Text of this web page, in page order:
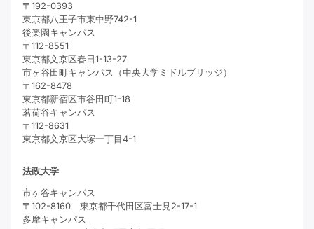
〒192-0393
東京都八王子市東中野742-1
後楽園キャンパス
〒112-8551
東京都文京区春日1-13-27
市ヶ谷田町キャンパス（中央大学ミドルブリッジ）
〒162-8478
東京都新宿区市谷田町1-18
茗荷谷キャンパス
〒112-8631
東京都文京区大塚一丁目4-1
法政大学
市ヶ谷キャンパス
〒102-8160 東京都千代田区富士見2-17-1
多摩キャンパス